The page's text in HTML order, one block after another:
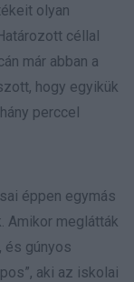
olyan
céllal
már abban a
hogy egyikük
perccel
éppen egymás
Amikor meglátták
és gúnyos
aki az iskolai